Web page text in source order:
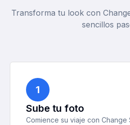
Transforma tu look con
sencillos
1
Sube tu foto
Comience su viaje con Change